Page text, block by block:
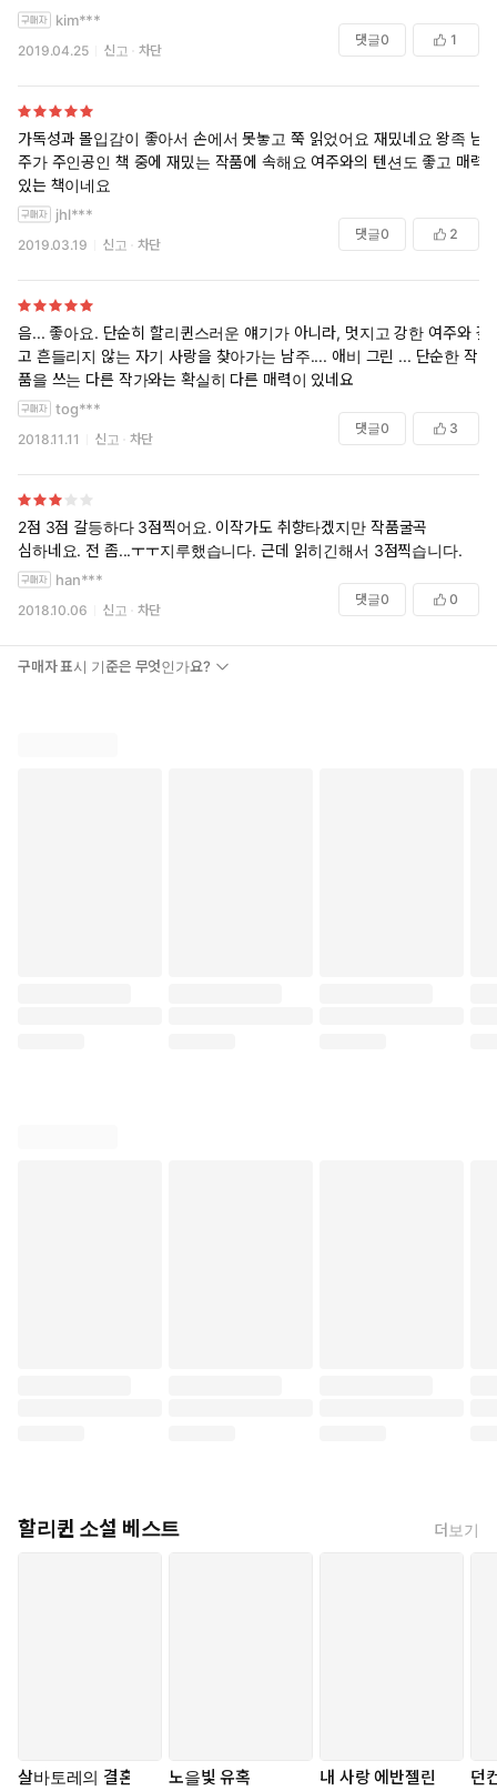
kim***
2019.04.25 신고 차단
댓글0 1
가독성과 몰입감이 좋아서 손에서 못놓고 쭉 읽었어요 재밌네요 왕족 남
주가 주인공인 책 중에 재밌는 작품에 속해요 여주와의 텐션도 좋고 매력
있는 책이네요
jhl***
2019.03.19 신고 차단
댓글0 2
음... 좋아요. 단순히 할리퀸스러운 얘기가 아니라, 멋지고 강한 여주와 깊
고 흔들리지 않는 자기 사랑을 찾아가는 남주.... 애비 그린 ... 단순한 작
품을 쓰는 다른 작가와는 확실히 다른 매력이 있네요
tog***
2018.11.11 신고 차단
댓글0 3
2점 3점 갈등하다 3점찍어요. 이작가도 취향타겠지만 작품굴곡
심하네요. 전 좀...ㅜㅜ지루했습니다. 근데 읽히긴해서 3점찍습니다.
han***
2018.10.06 신고 차단
댓글0 0
구매자 표시 기준은 무엇인가요?
할리퀸 소설 베스트 더보기
살바토레의 결혼 노을빛 유혹 내 사랑 에반젤린 던